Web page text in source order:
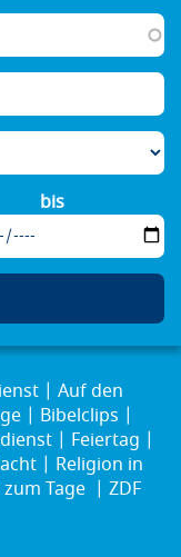
bis
Auf den
Bibelclips
Feiertag
Religion in
Tage
ZDF